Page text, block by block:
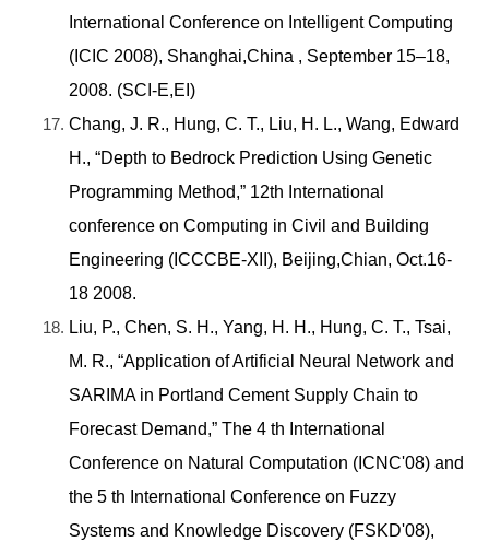
International Conference on Intelligent Computing
(ICIC 2008), Shanghai,China , September 15–18,
2008. (SCI-E,EI)
Chang, J. R., Hung, C. T., Liu, H. L., Wang, Edward
H., “Depth to Bedrock Prediction Using Genetic
Programming Method,” 12th International
conference on Computing in Civil and Building
Engineering (ICCCBE-XII), Beijing,Chian, Oct.16-
18 2008.
Liu, P., Chen, S. H., Yang, H. H., Hung, C. T., Tsai,
M. R., “Application of Artificial Neural Network and
SARIMA in Portland Cement Supply Chain to
Forecast Demand,” The 4 th International
Conference on Natural Computation (ICNC'08) and
the 5 th International Conference on Fuzzy
Systems and Knowledge Discovery (FSKD'08),